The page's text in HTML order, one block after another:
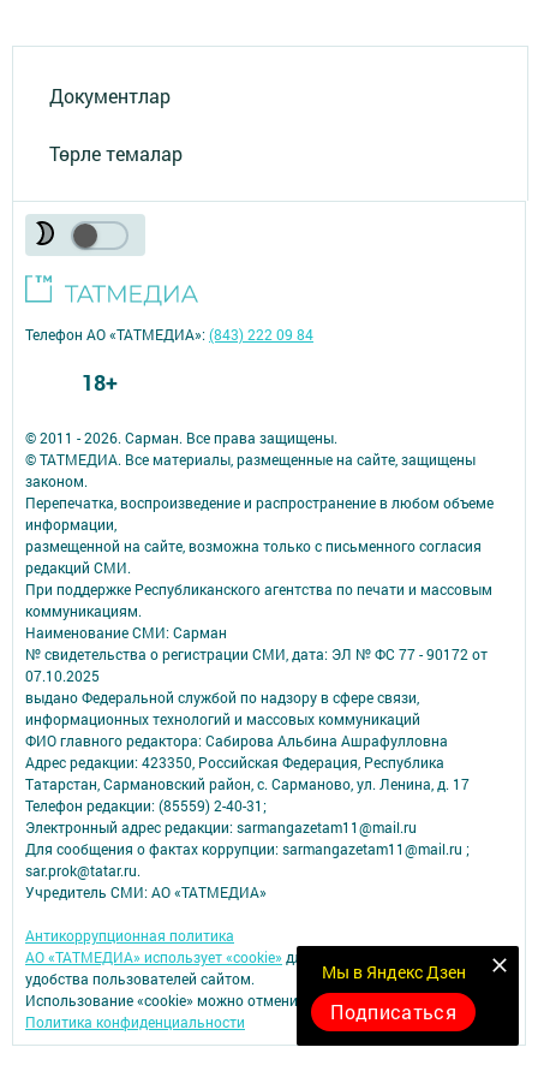
Документлар
Төрле темалар
Мы в Яндекс Дзен
Подписаться
© 2011 - 2026. Сарман. Все права защищены.
© ТАТМЕДИА. Все материалы, размещенные на сайте, защищены
законом.
Перепечатка, воспроизведение и распространение в любом объеме
информации,
размещенной на сайте, возможна только с письменного согласия
редакций СМИ.
При поддержке Республиканского агентства по печати и массовым
коммуникациям.
Наименование СМИ: Сарман
№ свидетельства о регистрации СМИ, дата: ЭЛ № ФС 77 - 90172 от
07.10.2025
выдано Федеральной службой по надзору в сфере связи,
информационных технологий и массовых коммуникаций
ФИО главного редактора: Сабирова Альбина Ашрафулловна
Адрес редакции: 423350, Российская Федерация, Республика
Татарстан, Сармановский район, с. Сарманово, ул. Ленина, д. 17
Телефон редакции: (85559) 2-40-31;
Электронный адрес редакции: sarmangazetam11@mail.ru
Для сообщения о фактах коррупции: sarmangazetam11@mail.ru ;
sar.prok@tatar.ru.
Учредитель СМИ: АО «ТАТМЕДИА»
Антикоррупционная политика
АО «ТАТМЕДИА» использует «cookie» для персонализации сервисов и
удобства пользователей сайтом.
Использование «cookie» можно отменить в настройках браузера.
Политика конфиденциальности
Телефон АО «ТАТМЕДИА»:(843) 222 09 84
18+